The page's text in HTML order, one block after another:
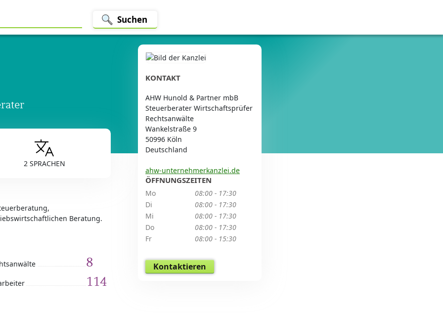
Suchen
2 SPRACHEN
Beratung.
8
114
KONTAKT
AHW Hunold & Partner mbB
Steuerberater Wirtschaftsprüfer
Rechtsanwälte
Wankelstraße 9
50996 Köln
Deutschland
ahw-unternehmerkanzlei.de
ÖFFNUNGSZEITEN
Mo
08:00 - 17:30
Di
08:00 - 17:30
Mi
08:00 - 17:30
Do
08:00 - 17:30
Fr
08:00 - 15:30
Kontaktieren